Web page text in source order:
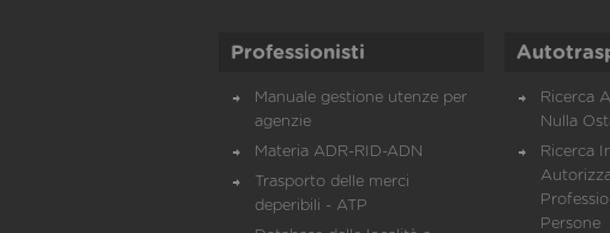
Professionisti
Manuale gestione utenze per
agenzie
Materia ADR-RID-ADN
Trasporto delle merci
deperibili - ATP
Ricerca
Nulla
Ricerca
Persone